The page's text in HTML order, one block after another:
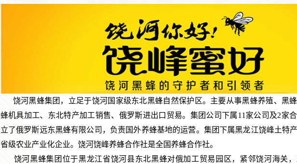
饶河黑蜂集团，立足于饶河国家级东北黑蜂自然保护区。主要从事黑蜂养殖、黑蜂
蜂机具加工、东北特产加工销售、俄罗斯进出口贸易。集团公司下属11家公司及2家
立了俄罗斯远东黑蜂有限公司，负责国外养蜂基地的运营。集团下属黑龙江饶峰土特
省级农业产业化企业。饶河饶峰养蜂合作社是全国养蜂合作社。
饶河黑蜂集团位于黑龙江省饶河县东北黑蜂对俄加工贸易园区，紧邻饶河海关，